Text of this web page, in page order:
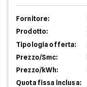
Fornitore:
Prodotto:
Tipologia offerta:
Prezzo/Smc:
Prezzo/kWh:
Quota fissa inclusa: